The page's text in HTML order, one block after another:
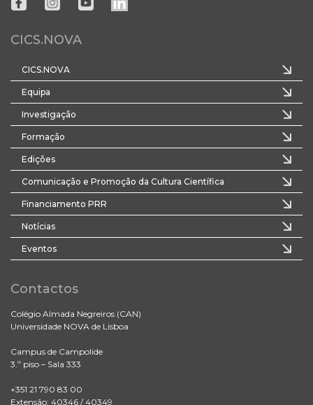
CICS.NOVA
CICS.NOVA
Equipa
Investigação
Formação
Edições
Comunicação e Promoção da Cultura Científica
Financiamento PRR
Notícias
Eventos
Contactos
Colégio Almada Negreiros (CAN)
Universidade NOVA de Lisboa
Campus de Campolide
3.º piso – Sala 333
+351 21 790 83 00
Extensão: 40346 / 40349